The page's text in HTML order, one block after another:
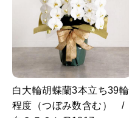
白大輪胡蝶蘭3本立ち39輪
程度（つぼみ数含む） /